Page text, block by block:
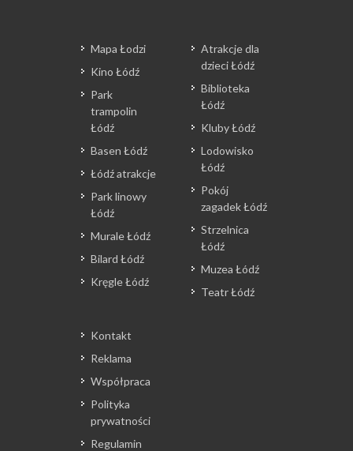
Mapa Łodzi
Kino Łódź
Park
trampolin
Łódź
Basen Łódź
Łódź atrakcje
Park linowy
Łódź
Murale Łódź
Bilard Łódź
Kręgle Łódź
Atrakcje dla
dzieci Łódź
Biblioteka
Łódź
Kluby Łódź
Lodowisko
Łódź
Pokój
zagadek Łódź
Strzelnica
Łódź
Muzea Łódź
Teatr Łódź
Kontakt
Reklama
Współpraca
Polityka
prywatności
Regulamin